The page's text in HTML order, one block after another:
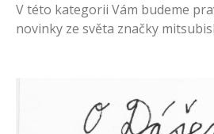
V této kategorii Vám budeme
novinky ze světa značky